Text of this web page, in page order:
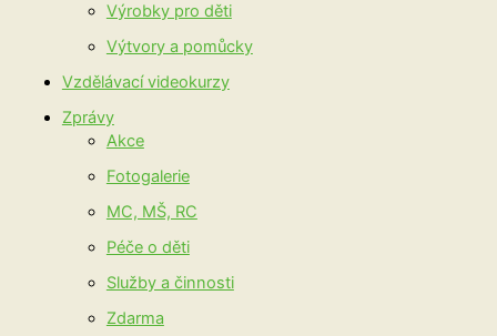
Výrobky pro děti
Výtvory a pomůcky
Vzdělávací videokurzy
Zprávy
Akce
Fotogalerie
MC, MŠ, RC
Péče o děti
Služby a činnosti
Zdarma